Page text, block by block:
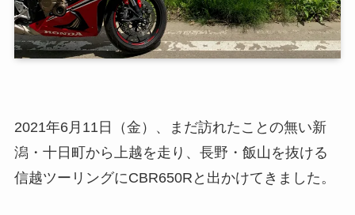
2021年6月11日（金）、まだ訪れたことの無い新
潟・十日町から上越を走り、長野・飯山を抜ける
信越ツーリングにCBR650Rと出かけてきました。